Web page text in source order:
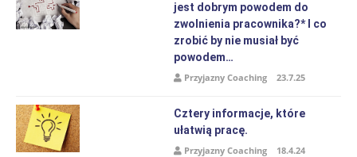
jest dobrym powodem do
zwolnienia pracownika?* I co
zrobić by nie musiał być
powodem…
Przyjazny Coaching 23.7.25
Cztery informacje, które
ułatwią pracę.
Przyjazny Coaching 18.4.24